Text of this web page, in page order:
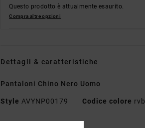
Questo prodotto è attualmente esaurito.
Compra altre opzioni
Dettagli & caratteristiche
Pantaloni Chino Nero Uomo
Style AVYNP00179 Codice colore rvb